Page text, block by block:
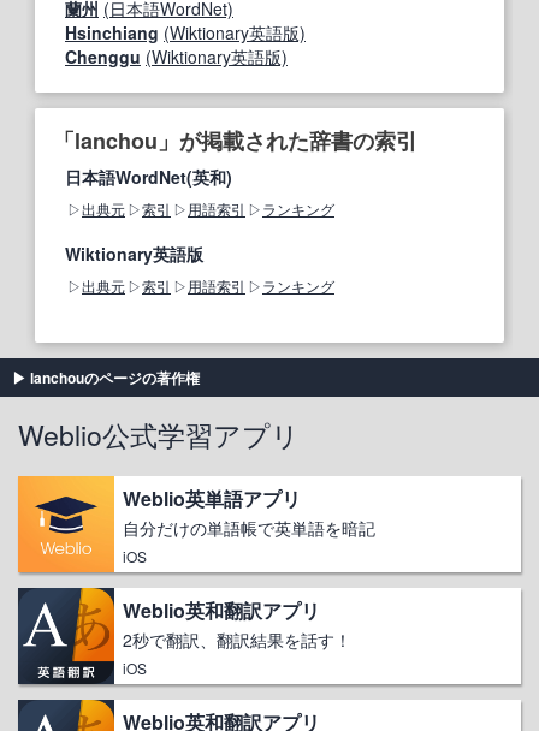
蘭州 (日本語WordNet)
Hsinchiang (Wiktionary英語版)
Chenggu (Wiktionary英語版)
「lanchou」が掲載された辞書の索引
日本語WordNet(英和)
出典元 索引 用語索引 ランキング
Wiktionary英語版
出典元 索引 用語索引 ランキング
lanchouのページの著作権
Weblio公式学習アプリ
Weblio英単語アプリ
自分だけの単語帳で英単語を暗記
iOS
Weblio英和翻訳アプリ
2秒で翻訳、翻訳結果を話す！
iOS
Weblio英和翻訳アプリ